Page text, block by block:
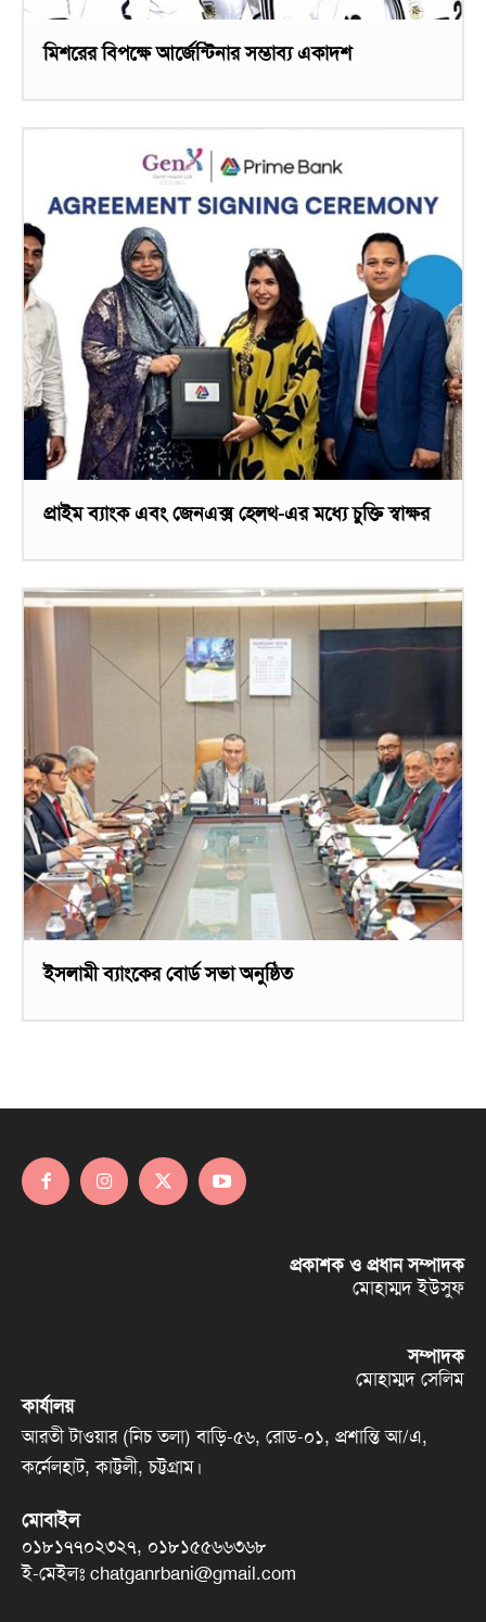
মিশরের বিপক্ষে আর্জেন্টিনার সম্ভাব্য একাদশ
প্রাইম ব্যাংক এবং জেনএক্স হেলথ-এর মধ্যে চুক্তি স্বাক্ষর
ইসলামী ব্যাংকের বোর্ড সভা অনুষ্ঠিত
প্রকাশক ও প্রধান সম্পাদক
মোহাম্মদ ইউসুফ
সম্পাদক
মোহাম্মদ সেলিম
কার্যালয়
আরতী টাওয়ার (নিচ তলা) বাড়ি-৫৬, রোড-০১, প্রশান্তি আ/এ,
কর্নেলহাট, কাট্টলী, চট্টগ্রাম।
মোবাইল
০১৮১৭৭০২৩২৭, ০১৮১৫৫৬৬৩৬৮
ই-মেইলঃ chatganrbani@gmail.com